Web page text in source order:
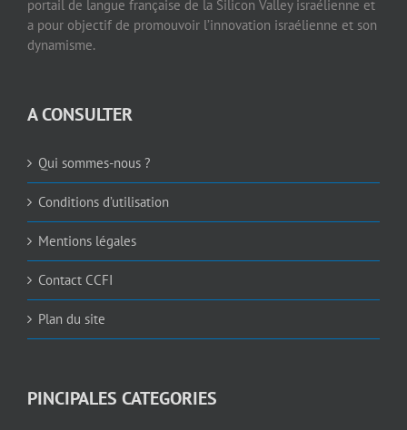
portail de langue française de la Silicon Valley israélienne et
a pour objectif de promouvoir l’innovation israélienne et son
dynamisme.
A CONSULTER
Qui sommes-nous ?
Conditions d’utilisation
Mentions légales
Contact CCFI
Plan du site
PINCIPALES CATEGORIES